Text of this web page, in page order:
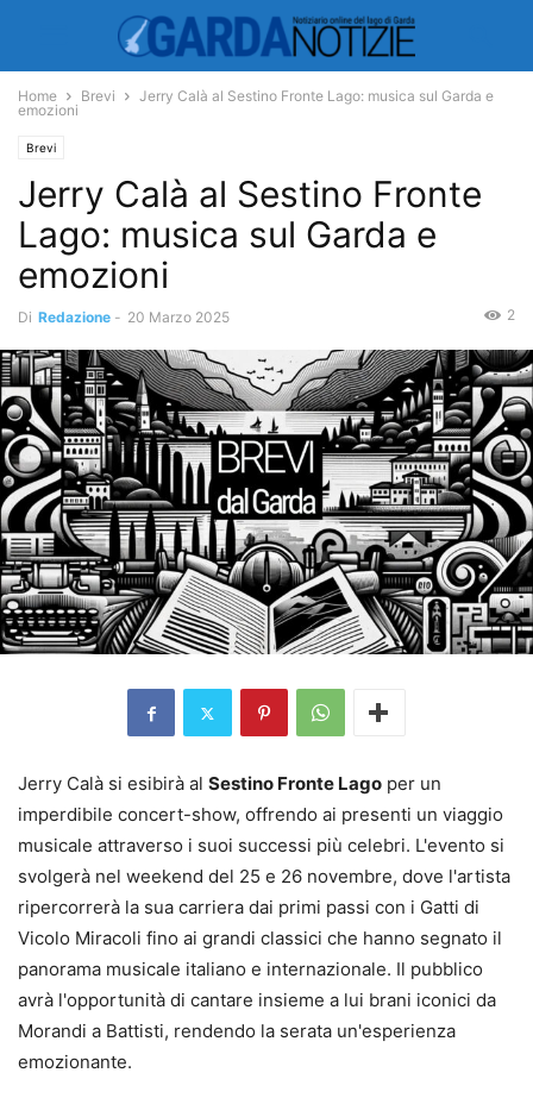
Home Brevi
Jerry Calà al Sestino Fronte Lago: musica sul Garda e
emozioni
Brevi
Jerry Calà al Sestino Fronte
Lago: musica sul Garda e
emozioni
Di Redazione - 20 Marzo 2025 2
Jerry Calà si esibirà al Sestino Fronte Lago per un
imperdibile concert-show, offrendo ai presenti un viaggio
musicale attraverso i suoi successi più celebri. L'evento si
svolgerà nel weekend del 25 e 26 novembre, dove l'artista
ripercorrerà la sua carriera dai primi passi con i Gatti di
Vicolo Miracoli fino ai grandi classici che hanno segnato il
panorama musicale italiano e internazionale. Il pubblico
avrà l'opportunità di cantare insieme a lui brani iconici da
Morandi a Battisti, rendendo la serata un'esperienza
emozionante.